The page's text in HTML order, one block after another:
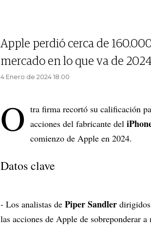
Apple perdió cerca de
mercado en lo que va de
4 Enero de 2024 18.00
O tra firma recortó su calificación
acciones del fabricante del
comienzo de Apple en 2024.
Datos clave
- Los analistas de Piper Sandler
las acciones de Apple de sobreponderar